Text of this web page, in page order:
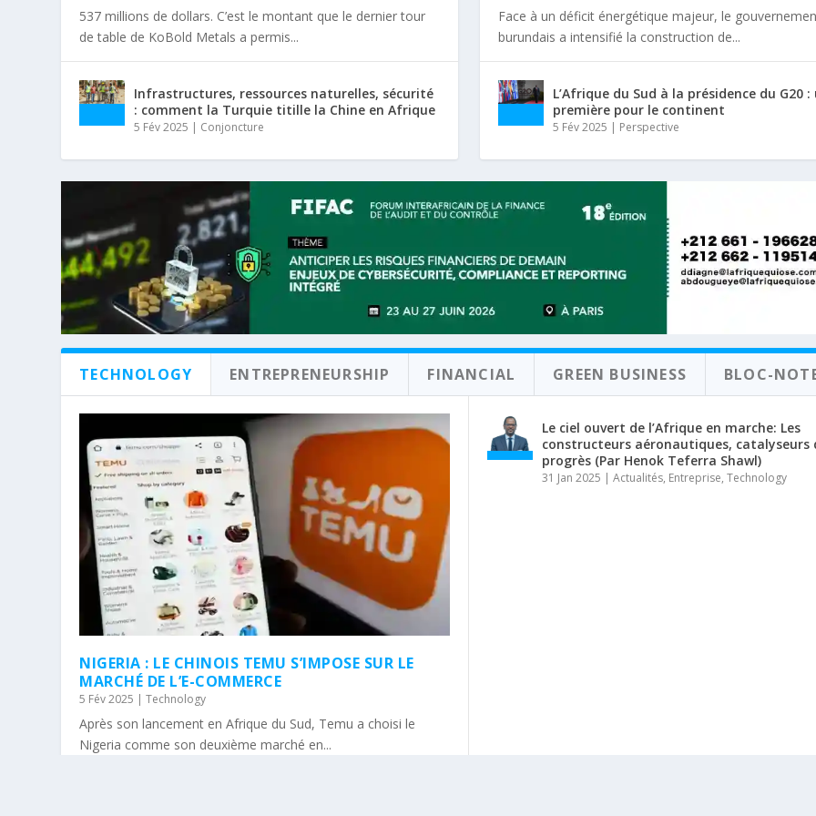
537 millions de dollars. C’est le montant que le dernier tour
de table de KoBold Metals a permis...
Infrastructures, ressources naturelles, sécurité
: comment la Turquie titille la Chine en Afrique
5 Fév 2025 | Conjoncture
Face à un déficit énergétique majeur, le
burundais a intensifié la construction de...
L’Afrique du Sud à la présidence du G20 :
première pour le continent
5 Fév 2025 | Perspective
TECHNOLOGY ENTREPRENEURSHIP FINANCIAL GREEN BUSINESS BLOC-
NIGERIA : LE CHINOIS TEMU S’IMPOSE SUR LE
MARCHÉ DE L’E-COMMERCE
5 Fév 2025 |Technology
Après son lancement en Afrique du Sud, Temu a choisi le
Nigeria comme son deuxième marché en...
Le ciel ouvert de l’Afrique en marche: Les
constructeurs aéronautiques, catalyseurs
progrès (Par Henok Teferra Shawl)
31 Jan 2025 | Actualités, Entreprise, Technology